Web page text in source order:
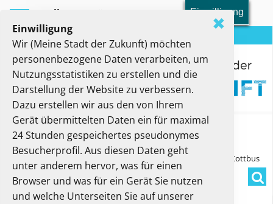
Einwilligung
Einwilligung
Wir (Meine Stadt der Zukunft) möchten
personenbezogene Daten verarbeiten, um
Nutzungsstatistiken zu erstellen und die
Darstellung der Website zu verbessern.
Dazu erstellen wir aus den von Ihrem
Gerät übermittelten Daten ein für maximal
24 Stunden gespeichertes pseudonymes
Besucherprofil. Aus diesen Daten geht
unter anderem hervor, was für einen
Browser und was für ein Gerät Sie nutzen
und welche Unterseiten Sie auf unserer
✖
Toolbar-Menü
Meine Stadt der Zukunft
Hauptmenü
Sie sind hier: Modellstädte 2021-2022 Cottbus